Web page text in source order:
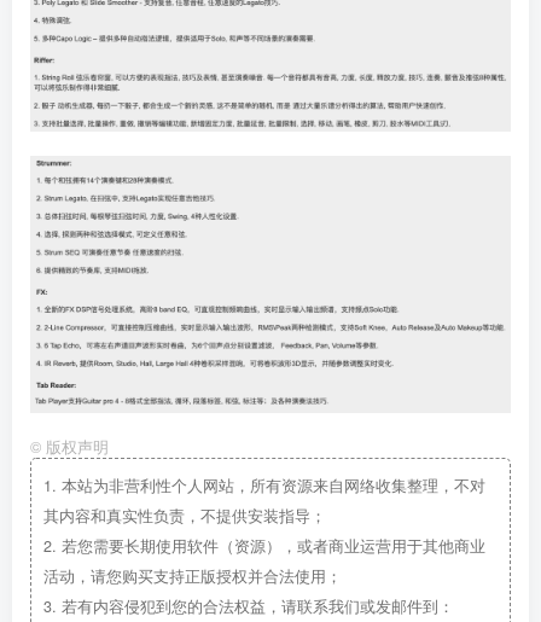
© 版权声明
1. 本站为非营利性个人网站，所有资源来自网络收集整理，不对
其内容和真实性负责，不提供安装指导；
2. 若您需要长期使用软件（资源），或者商业运营用于其他商业
活动，请您购买支持正版授权并合法使用；
3. 若有内容侵犯到您的合法权益，请联系我们或发邮件到：